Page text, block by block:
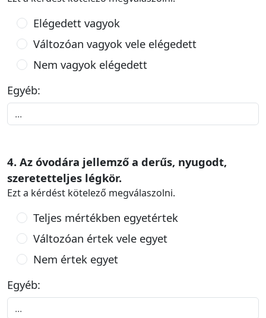
Elégedett vagyok
Változóan vagyok vele elégedett
Nem vagyok elégedett
Egyéb:
4. Az óvodára jellemző a derűs, nyugodt,
szeretetteljes légkör.
Ezt a kérdést kötelező megválaszolni.
Teljes mértékben egyetértek
Változóan értek vele egyet
Nem értek egyet
Egyéb: